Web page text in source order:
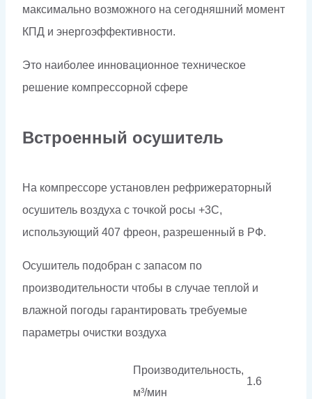
максимально возможного на сегодняшний момент
КПД и энергоэффективности.
Это наиболее инновационное техническое
решение компрессорной сфере
Встроенный осушитель
На компрессоре установлен рефрижераторный
осушитель воздуха с точкой росы +3С,
использующий 407 фреон, разрешенный в РФ.
Осушитель подобран с запасом по
производительности чтобы в случае теплой и
влажной погоды гарантировать требуемые
параметры очистки воздуха
Производительность,
м³/мин
1.6